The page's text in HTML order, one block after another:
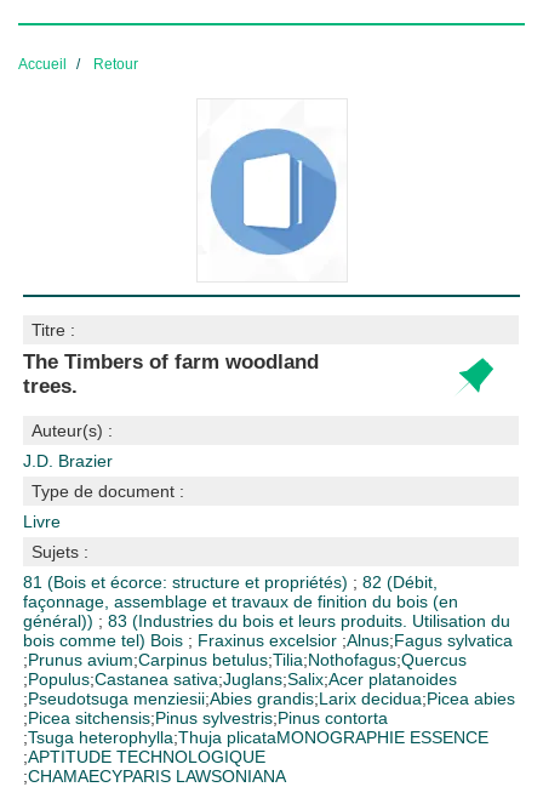
Accueil Retour
Titre :
The Timbers of farm woodland
trees.
Auteur(s) :
J.D. Brazier
Type de document :
Livre
Sujets :
81 (Bois et écorce: structure et propriétés) ;82 (Débit,
façonnage, assemblage et travaux de finition du bois (en
général)) ;83 (Industries du bois et leurs produits. Utilisation du
bois comme tel) Bois ; Fraxinus excelsior ;Alnus;Fagus sylvatica
;Prunus avium;Carpinus betulus;Tilia;Nothofagus;Quercus
;Populus;Castanea sativa;Juglans;Salix;Acer platanoides
;Pseudotsuga menziesii;Abies grandis;Larix decidua;Picea abies
;Picea sitchensis;Pinus sylvestris;Pinus contorta
;Tsuga heterophylla;Thuja plicataMONOGRAPHIE ESSENCE
;APTITUDE TECHNOLOGIQUE
;CHAMAECYPARIS LAWSONIANA